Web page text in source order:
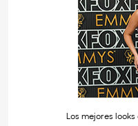
Los mejores